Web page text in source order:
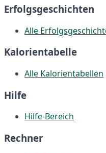
Erfolgsgeschichten
Alle
Kalorientabelle
Alle Kalorientabellen
Hilfe
Hilfe-Bereich
Rechner